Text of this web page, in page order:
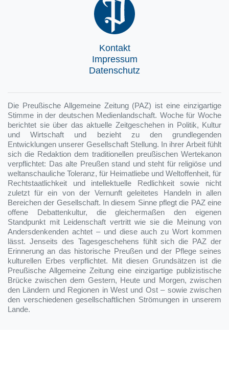
Kontakt
Impressum
Datenschutz
Die Preußische Allgemeine Zeitung (PAZ) ist eine einzigartige
Stimme in der deutschen Medienlandschaft. Woche für Woche
berichtet sie über das aktuelle Zeitgeschehen in Politik, Kultur
und Wirtschaft und bezieht zu den grundlegenden
Entwicklungen unserer Gesellschaft Stellung. In ihrer Arbeit fühlt
sich die Redaktion dem traditionellen preußischen Wertekanon
verpflichtet: Das alte Preußen stand und steht für religiöse und
weltanschauliche Toleranz, für Heimatliebe und Weltoffenheit, für
Rechtstaatlichkeit und intellektuelle Redlichkeit sowie nicht
zuletzt für ein von der Vernunft geleitetes Handeln in allen
Bereichen der Gesellschaft. In diesem Sinne pflegt die PAZ eine
offene Debattenkultur, die gleichermaßen den eigenen
Standpunkt mit Leidenschaft vertritt wie sie die Meinung von
Andersdenkenden achtet – und diese auch zu Wort kommen
lässt. Jenseits des Tagesgeschehens fühlt sich die PAZ der
Erinnerung an das historische Preußen und der Pflege seines
kulturellen Erbes verpflichtet. Mit diesen Grundsätzen ist die
Preußische Allgemeine Zeitung eine einzigartige publizistische
Brücke zwischen dem Gestern, Heute und Morgen, zwischen
den Ländern und Regionen in West und Ost – sowie zwischen
den verschiedenen gesellschaftlichen Strömungen in unserem
Lande.